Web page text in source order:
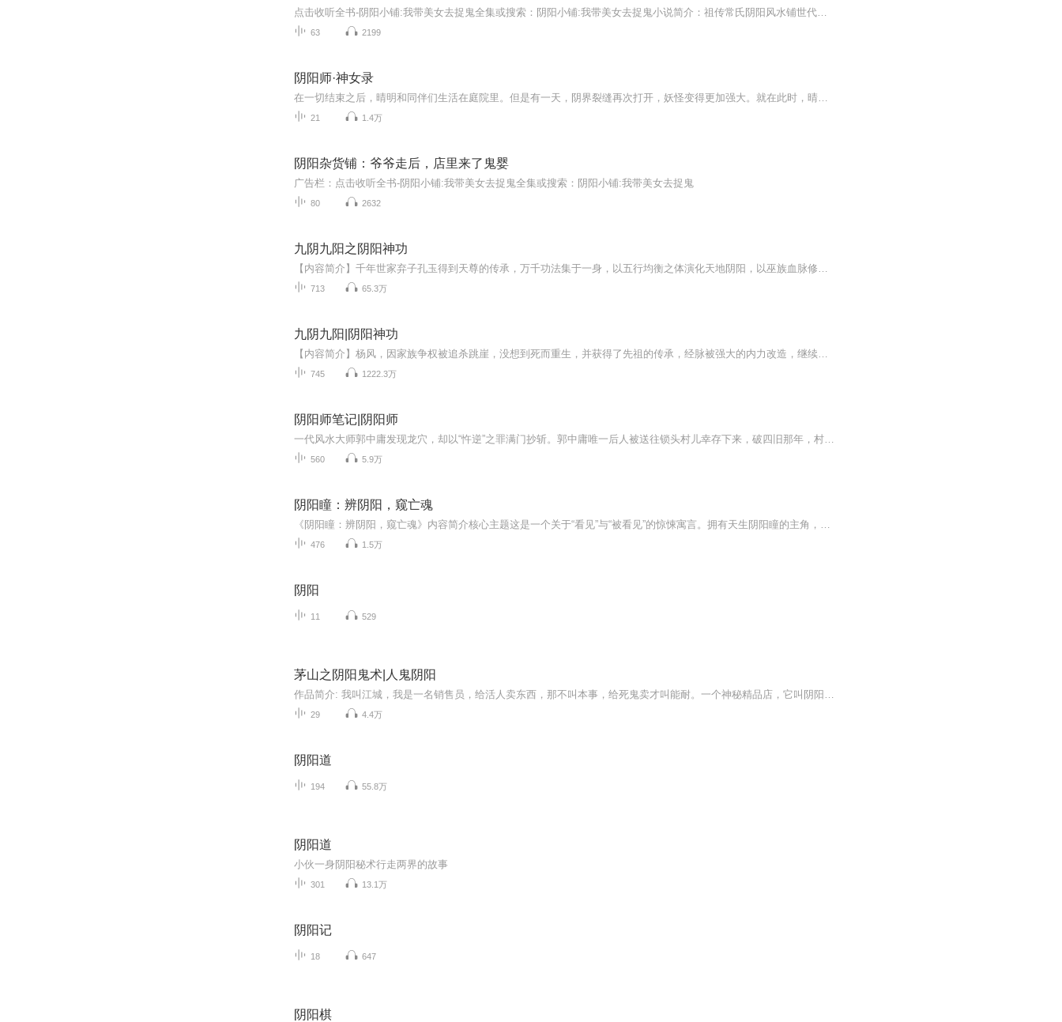
点击收听全书-阴阳小铺:我带美女去捉鬼全集或搜索：阴阳小铺:我带美女去捉鬼小说简介：祖传常氏阴阳风水铺世代执掌阴阳五行，我常宝贵年仅十八，只是入门十方方士。爷爷外出诛魔身死，一缕残魂封入黑曜龙魂玉伴我左右。刚守店便撞上血煞鬼婴祸事，自此踏入...
63 2199
阴阳师·神女录
在一切结束之后，晴明和同伴们生活在庭院里。但是有一天，阴界裂缝再次打开，妖怪变得更加强大。就在此时，晴明在集市上发现了蝶美樱和花露丹，发现了她们成为新阴阳师的潜质，并培养她们成为新的阴阳师，重新修补阴界裂缝。可同时，晴明却发现京都的美神...
21 1.4万
阴阳杂货铺：爷爷走后，店里来了鬼婴
广告栏：点击收听全书-阴阳小铺:我带美女去捉鬼全集或搜索：阴阳小铺:我带美女去捉鬼
80 2632
九阴九阳之阴阳神功
【内容简介】千年世家弃子孔玉得到天尊的传承，万千功法集于一身，以五行均衡之体演化天地阴阳，以巫族血脉修炼九转玄功。因至爱身死，为寻复活之法造下无边杀戮。孔玉以古武只手破天，以祖巫神通破灭宇宙洪荒，与天道圣人周旋，聚集天地五方旗，终成混元...
713 65.3万
九阴九阳|阴阳神功
【内容简介】杨风，因家族争权被追杀跳崖，没想到死而重生，并获得了先祖的传承，经脉被强大的内力改造，继续修炼古武绝学九阴九阳神功后，杨风决定逆天改命。一个本应生活在最底层的私生子，他将如何成为一代天神，成就了一段传奇神话。【主播/作者简介】...
745 1222.3万
阴阳师笔记|阴阳师
一代风水大师郭中庸发现龙穴，却以“忤逆”之罪满门抄斩。郭中庸唯一后人被送往锁头村儿幸存下来，破四旧那年，村里山顶一棵百年大柏树以“封建余毒”被伐，做棺材三口半，砍树人家三死一残。从而引发鬼事连连。
560 5.9万
阴阳瞳：辨阴阳，窥亡魂
《阴阳瞳：辨阴阳，窥亡魂》内容简介核心主题这是一个关于“看见”与“被看见”的惊悚寓言。拥有天生阴阳瞳的主角，被迫在光怪陆离的阴阳两界之间游走。故事探讨了当普通人被赋予窥探禁忌的双眼后，如何在恐惧中学会成长，从被动逃避到主动直面内心的黑暗...
476 1.5万
阴阳
11 529
茅山之阴阳鬼术|人鬼阴阳
作品简介: 我叫江城，我是一名销售员，给活人卖东西，那不叫本事，给死鬼卖才叫能耐。一个神秘精品店，它叫阴阳店，阴阳店，只卖鬼，不卖人。精彩有声故事，由月月演播，每天持续更新，小伙伴喜欢我的声音，打赏订阅支持下哦，一起聆听吧……
29 4.4万
阴阳道
194 55.8万
阴阳道
小伙一身阴阳秘术行走两界的故事
301 13.1万
阴阳记
18 647
阴阳棋